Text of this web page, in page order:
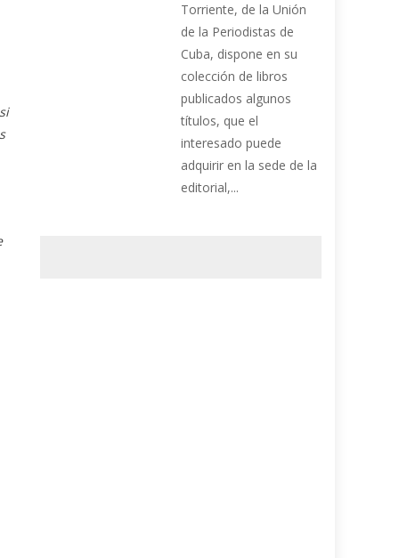
Torriente, de la Unión
de la Periodistas de
Cuba, dispone en su
colección de libros
publicados algunos
títulos, que el
interesado puede
adquirir en la sede de la
editorial,...